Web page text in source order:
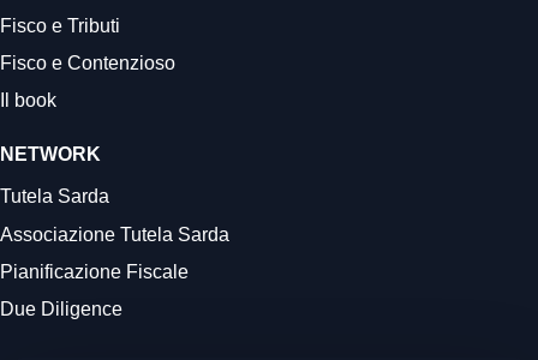
Fisco e Tributi
Fisco e Contenzioso
Il book
NETWORK
Tutela Sarda
Associazione Tutela Sarda
Pianificazione Fiscale
Due Diligence